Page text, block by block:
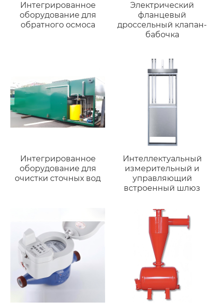
Интегрированное
оборудование для
обратного осмоса
Электрический
фланцевый
дроссельный клапан-
бабочка
Интегрированное
оборудование для
очистки сточных вод
Интеллектуальный
измерительный и
управляющий
встроенный шлюз